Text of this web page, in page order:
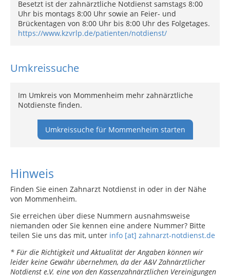
Besetzt ist der zahnärztliche Notdienst samstags 8:00
Uhr bis montags 8:00 Uhr sowie an Feier- und
Brückentagen von 8:00 Uhr bis 8:00 Uhr des Folgetages.
https://www.kzvrlp.de/patienten/notdienst/
Umkreissuche
Im Umkreis von Mommenheim mehr zahnärztliche
Notdienste finden.
Umkreissuche für Mommenheim starten
Hinweis
Finden Sie einen Zahnarzt Notdienst in oder in der Nähe
von Mommenheim.
Sie erreichen über diese Nummern ausnahmsweise
niemanden oder Sie kennen eine andere Nummer? Bitte
teilen Sie uns das mit, unter info [at] zahnarzt-notdienst.de
* Für die Richtigkeit und Aktualität der Angaben können wir
leider keine Gewähr übernehmen, da der A&V Zahnärztlicher
Notdienst e.V. eine von den Kassenzahnärztlichen Vereinigungen